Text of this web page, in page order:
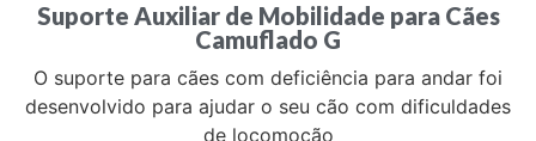
Suporte Auxiliar de Mobilidade para Cães
Camuflado G
O suporte para cães com deficiência para andar foi
desenvolvido para ajudar o seu cão com dificuldades
de locomoção